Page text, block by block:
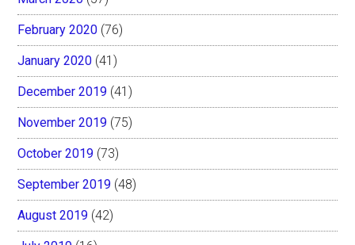
February 2020 (76)
January 2020 (41)
December 2019 (41)
November 2019 (75)
October 2019 (73)
September 2019 (48)
August 2019 (42)